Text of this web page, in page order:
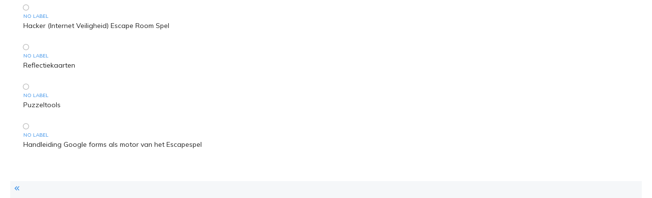
NO LABEL
Hacker (Internet Veiligheid) Escape Room Spel
NO LABEL
Reflectiekaarten
NO LABEL
Puzzeltools
NO LABEL
Handleiding Google forms als motor van het Escapespel